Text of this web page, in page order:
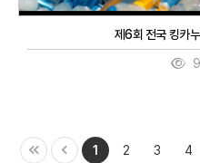
제6회 전국 킹카
1 2 3 4